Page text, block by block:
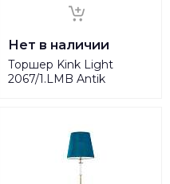
Нет в наличии
Торшер Kink Light
2067/1.LMB Antik